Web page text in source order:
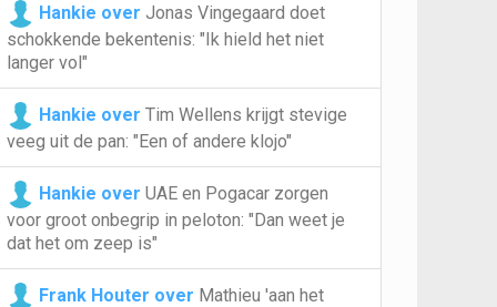
Hankie over Jonas Vingegaard doet
schokkende bekentenis: "Ik hield het niet
langer vol"
Hankie over Tim Wellens krijgt stevige
veeg uit de pan: "Een of andere klojo"
Hankie over UAE en Pogacar zorgen
voor groot onbegrip in peloton: "Dan weet je
dat het om zeep is"
Frank Houter over Mathieu 'aan het